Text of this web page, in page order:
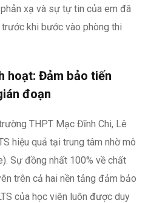
xạ và sự tự tin của em đã
khi bước vào phòng thi
hoạt: Đảm bảo tiến
đoạn
THPT Mạc Đĩnh Chi, Lê
hiệu quả tại trung tâm nhờ mô
Sự đồng nhất 100% về chất
trên cả hai nền tảng đảm bảo
của học viên luôn được duy